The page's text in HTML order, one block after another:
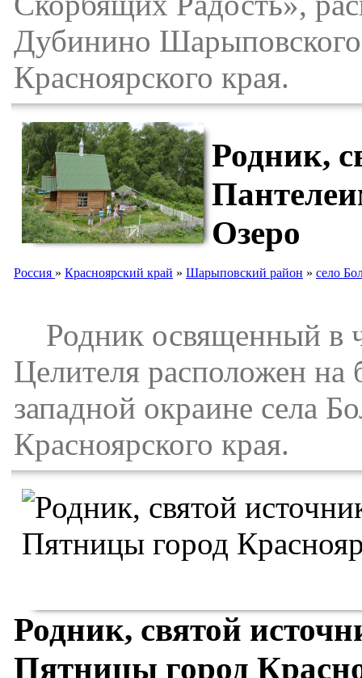
Дубинино
Красноярского края.
Родник,
Озеро
Россия » Красноярский край » Шарыповский район » село
Родник освященный в
Целителя расположен на
западной окраине села
Красноярского края.
Родник, святой
Пятницы город